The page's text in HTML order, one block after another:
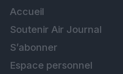
Accueil
Soutenir Air Journal
S’abonner
Espace personnel